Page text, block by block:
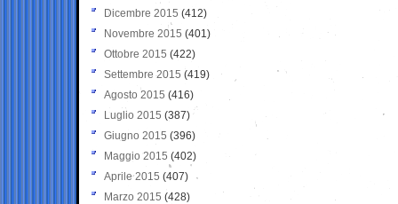
Dicembre 2015 (412)
Novembre 2015 (401)
Ottobre 2015 (422)
Settembre 2015 (419)
Agosto 2015 (416)
Luglio 2015 (387)
Giugno 2015 (396)
Maggio 2015 (402)
Aprile 2015 (407)
Marzo 2015 (428)